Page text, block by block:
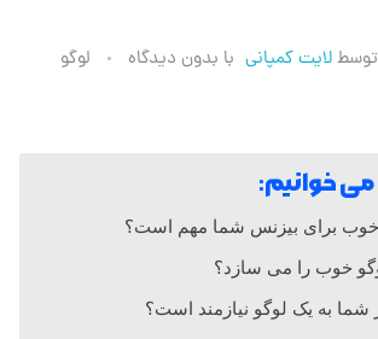
توسطلایت کمپانی با بدون دیدگاه لوگو
می خوانیم:
خوب برای بیزنس شما مهم است؟
خوب را می سازد؟
به یک لوگو نیازمند است؟